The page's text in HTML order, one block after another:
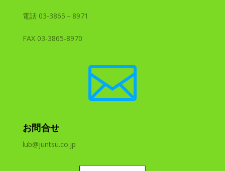
電話 03-3865－8971
FAX 03-3865-8970

お問合せ
lub@juntsu.co.jp